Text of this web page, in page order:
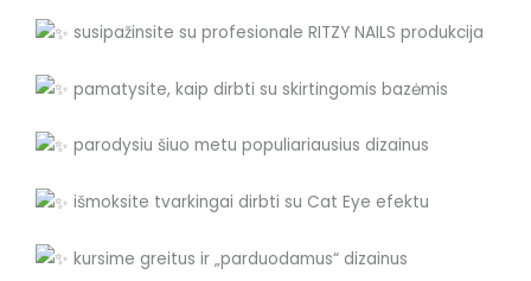
susipažinsite su profesionale RITZY NAILS produkcija
pamatysite, kaip dirbti su skirtingomis bazėmis
parodysiu šiuo metu populiariausius dizainus
išmoksite tvarkingai dirbti su Cat Eye efektu
kursime greitus ir „parduodamus“ dizainus